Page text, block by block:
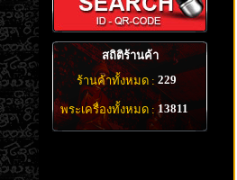
สถิติร้านค้า
ร้านค้าทั้งหมด : 229
พระเครื่องทั้งหมด : 13811